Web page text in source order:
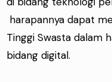
harapannya dapat
Tinggi Swasta dalam
bidang digital.